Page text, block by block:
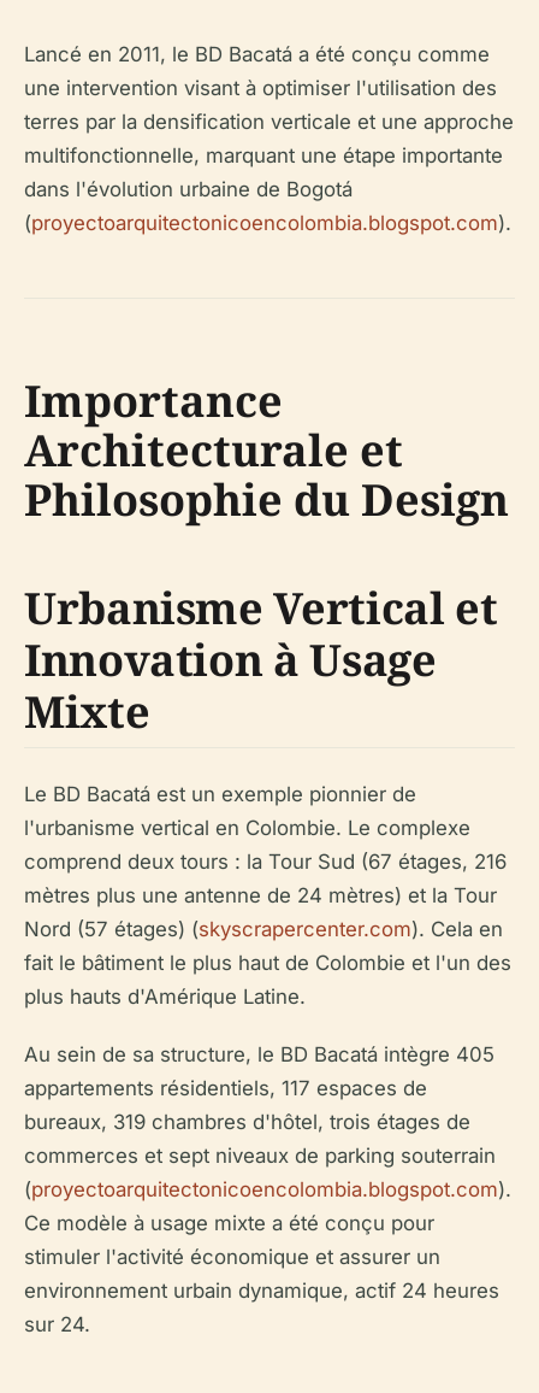
Lancé en 2011, le BD Bacatá a été conçu comme
une intervention visant à optimiser l'utilisation des
terres par la densification verticale et une approche
multifonctionnelle, marquant une étape importante
dans l'évolution urbaine de Bogotá
(proyectoarquitectonicoencolombia.blogspot.com).
Importance
Architecturale et
Philosophie du Design
Urbanisme Vertical et
Innovation à Usage
Mixte
Le BD Bacatá est un exemple pionnier de
l'urbanisme vertical en Colombie. Le complexe
comprend deux tours : la Tour Sud (67 étages, 216
mètres plus une antenne de 24 mètres) et la Tour
Nord (57 étages) (skyscrapercenter.com). Cela en
fait le bâtiment le plus haut de Colombie et l'un des
plus hauts d'Amérique Latine.
Au sein de sa structure, le BD Bacatá intègre 405
appartements résidentiels, 117 espaces de
bureaux, 319 chambres d'hôtel, trois étages de
commerces et sept niveaux de parking souterrain
(proyectoarquitectonicoencolombia.blogspot.com).
Ce modèle à usage mixte a été conçu pour
stimuler l'activité économique et assurer un
environnement urbain dynamique, actif 24 heures
sur 24.